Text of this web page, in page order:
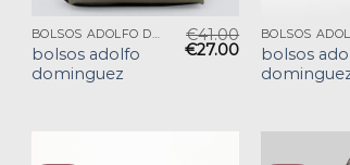
BOLSOS ADOLFO DOMINGUEZ
bolsos adolfo
dominguez
€41.00
€27.00
bolsos